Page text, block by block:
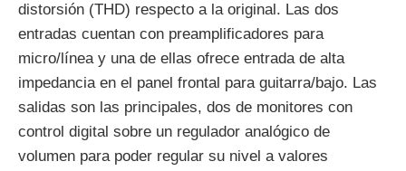
distorsión (THD) respecto a la original. Las dos
entradas cuentan con preamplificadores para
micro/línea y una de ellas ofrece entrada de alta
impedancia en el panel frontal para guitarra/bajo. Las
salidas son las principales, dos de monitores con
control digital sobre un regulador analógico de
volumen para poder regular su nivel a valores